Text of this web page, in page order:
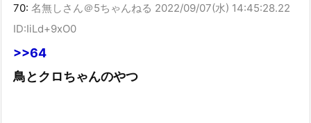
70: 名無しさん＠5ちゃんねる 2022/09/07(水) 14:45:28.22
ID:IiLd+9xO0
>>64
鳥とクロちゃんのやつ